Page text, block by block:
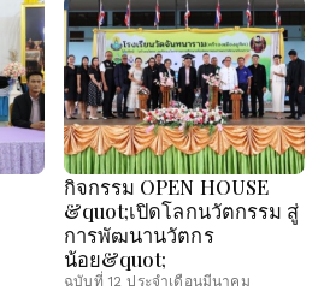
กิจกรรม OPEN HOUSE
&quot;เปิดโลกนวัตกรรม สู่
การพัฒนานวัตกร
น้อย&quot;
ฉบับที่ 12 ประจำเดือนมีนาคม